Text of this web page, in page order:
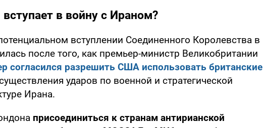
вступает в войну с Ираном?
вступлении Соединенного Королевства в
после того, как премьер-министр Великобритании
согласился разрешить США использовать британские
ударов по военной и стратегической
Ирана.
присоединиться к странам антирианской